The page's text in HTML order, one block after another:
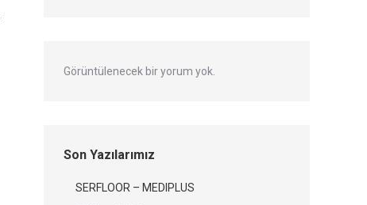
Görüntülenecek bir yorum yok.
Son Yazılarımız
SERFLOOR – MEDIPLUS